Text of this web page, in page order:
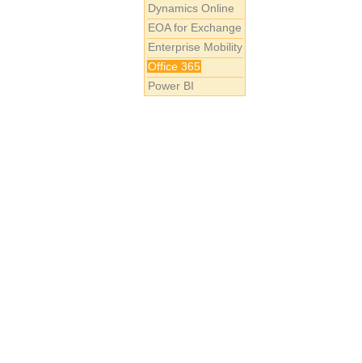
Dynamics Online
EOA for Exchange
Enterprise Mobility
Office 365
Power BI